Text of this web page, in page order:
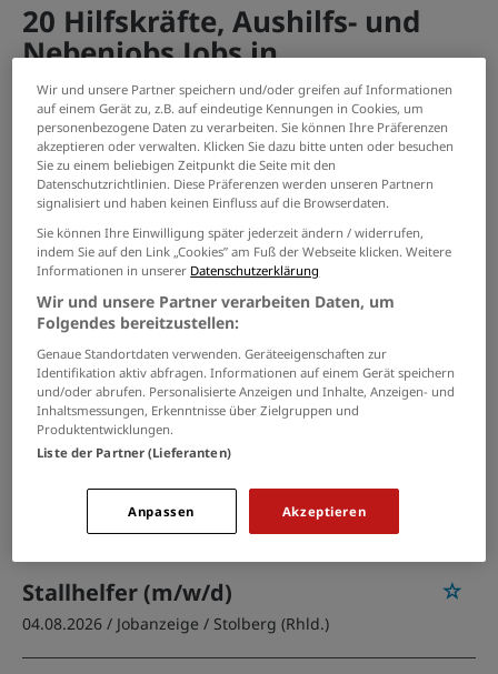
20 Hilfskräfte, Aushilfs- und
Nebenjobs Jobs in
Herzogenrath
PASSENDE JOBS PER E-MAIL
GRENZEN SIE IHRE SUCHE EIN
Mitarbeiter m/w/d
28.07.2026 / VSG-Gebäudereinigung
Schreibkraft zur Aushilfe (m/w/d)
04.08.2026 /Jobanzeige
Spülhilfe (m/w/d)
Alte Feuerwache / Würselen
Stallhelfer (m/w/d)
04.08.2026 / Jobanzeige / Stolberg (Rhld.)
Wir und unsere Partner speichern und/oder greifen auf Informationen
auf einem Gerät zu, z.B. auf eindeutige Kennungen in Cookies, um
personenbezogene Daten zu verarbeiten. Sie können Ihre Präferenzen
akzeptieren oder verwalten. Klicken Sie dazu bitte unten oder besuchen
Sie zu einem beliebigen Zeitpunkt die Seite mit den
Datenschutzrichtlinien. Diese Präferenzen werden unseren Partnern
signalisiert und haben keinen Einfluss auf die Browserdaten.
Sie können Ihre Einwilligung später jederzeit ändern / widerrufen,
indem Sie auf den Link „Cookies” am Fuß der Webseite klicken. Weitere
Informationen in unserer Datenschutzerklärung
Wir und unsere Partner verarbeiten Daten, um
Folgendes bereitzustellen:
Genaue Standortdaten verwenden. Geräteeigenschaften zur
Identifikation aktiv abfragen. Informationen auf einem Gerät speichern
und/oder abrufen. Personalisierte Anzeigen und Inhalte, Anzeigen- und
Inhaltsmessungen, Erkenntnisse über Zielgruppen und
Produktentwicklungen.
Liste der Partner (Lieferanten)
Akzeptieren
Anpassen